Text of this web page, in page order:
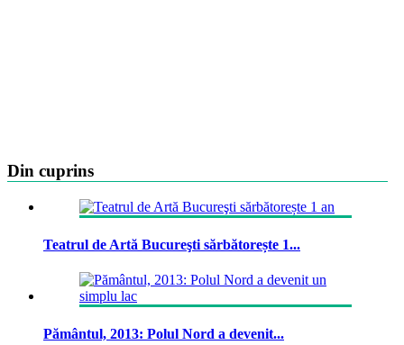
Din cuprins
Teatrul de Artă Bucureşti sărbătorește 1...
Pământul, 2013: Polul Nord a devenit...